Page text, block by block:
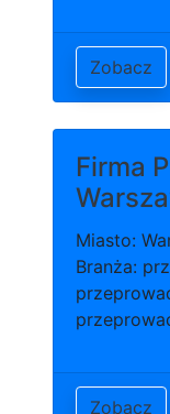
Zobacz
Firma
Miasto:
Branża:
Zobacz